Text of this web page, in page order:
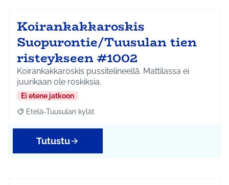
Koirankakkaroskis
Suopurontie/Tuusulan tien
risteykseen #1002
Koirankakkaroskis pussitelineellä. Mattilassa ei
juurikaan ole roskiksia.
Ei etene jatkoon
Rajaa tulokset aihepiirin mukaan: Etelä-Tuusulan kylät
Etelä-Tuusulan kylät
Tutustu